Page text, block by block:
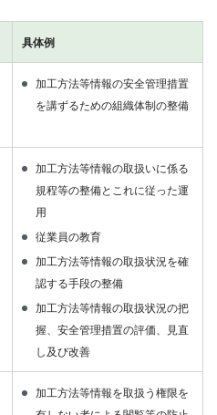
具体例
加工方法等情報の安全管理措置
を講ずるための組織体制の整備
加工方法等情報の取扱いに係る
規程等の整備とこれに従った運
用
従業員の教育
加工方法等情報の取扱状況を確
認する手段の整備
加工方法等情報の取扱状況の把
握、安全管理措置の評価、見直
し及び改善
加工方法等情報を取扱う権限を